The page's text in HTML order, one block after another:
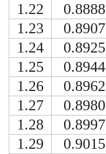
1.22
0.8888
1.23
0.8907
1.24
0.8925
1.25
0.8944
1.26
0.8962
1.27
0.8980
1.28
0.8997
1.29
0.9015